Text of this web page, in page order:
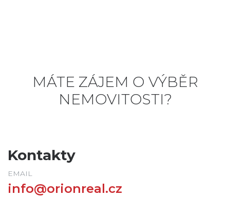
MÁTE ZÁJEM O VÝBĚR
NEMOVITOSTI?
Kontakty
EMAIL
info@orionreal.cz